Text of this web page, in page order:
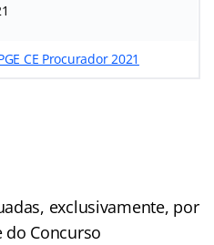
CE Procurador 2021
exclusivamente, por
Concurso